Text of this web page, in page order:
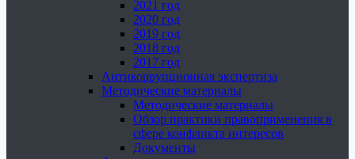
2021 год
2020 год
2019 год
2018 год
2017 год
Антикоррупционная экспертиза
Методические материалы
Методические материалы
Обзор практики правоприменения в
сфере конфликта интересов
Документы